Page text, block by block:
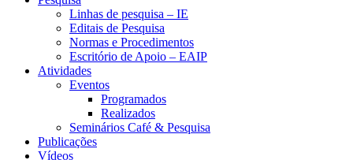
Linhas de pesquisa – IE
Editais de Pesquisa
Normas e Procedimentos
Escritório de Apoio – EAIP
Atividades
Eventos
Programados
Realizados
Seminários Café & Pesquisa
Publicações
Vídeos